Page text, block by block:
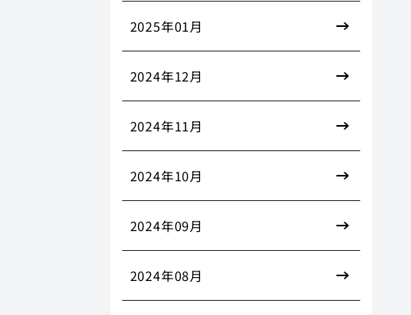
2025年01月
2024年12月
2024年11月
2024年10月
2024年09月
2024年08月